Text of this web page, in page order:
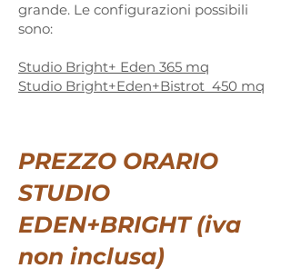
grande. Le configurazioni possibili
sono:
Studio Bright+ Eden 365 mq
Studio Bright+Eden+Bistrot 450 mq
PREZZO ORARIO
STUDIO
EDEN+BRIGHT (iva
non inclusa)​​